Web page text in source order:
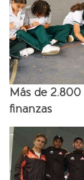
Más de
finanzas